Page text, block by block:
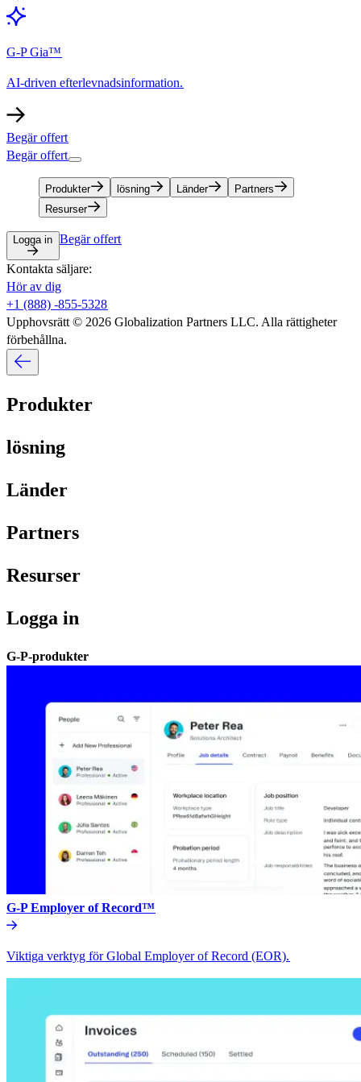
G-P Gia™​​
AI-driven efterlevnadsinformation.​​
Begär offert​​
Begär offert​​
Produkter​​ lösning​​ Länder​​
Partners​​
Resurser​​
Logga in​​ Begär offert​​
Kontakta säljare:​​
Hör av dig​​
+1 (888) -855-5328​​
Upphovsrätt © 2026 Globalization Partners LLC. Alla rättigheter
förbehållna.​​
Produkter​​
lösning​​
Länder​​
Partners​​
Resurser​​
Logga in​​
G-P-produkter​​
G-P Employer of Record™​​
Viktiga verktyg för Global Employer of Record (EOR).​​